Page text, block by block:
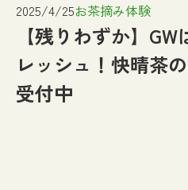
2025/4/25お茶摘み体験
【残りわずか】
レッシュ！快晴茶
受付中